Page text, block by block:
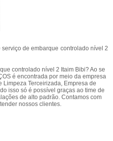
de embarque controlado nível 2
controlado nível 2 Itaim Bibi? Ao se
é encontrada por meio da empresa
Limpeza Terceirizada, Empresa de
isso só é possível graças ao time de
de alto padrão. Contamos com
nossos clientes.